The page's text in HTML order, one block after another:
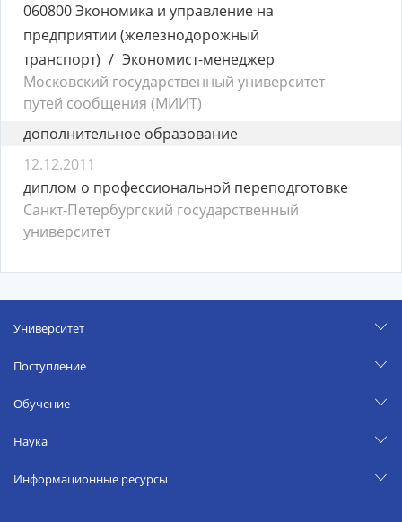
060800 Экономика и управление на
предприятии (железнодорожный
транспорт)
Экономист-менеджер
Московский государственный университет
путей сообщения (МИИТ)
дополнительное образование
12.12.2011
диплом о профессиональной переподготовке
Санкт-Петербургский государственный
университет
Университет
Поступление
Обучение
Наука
Информационные ресурсы